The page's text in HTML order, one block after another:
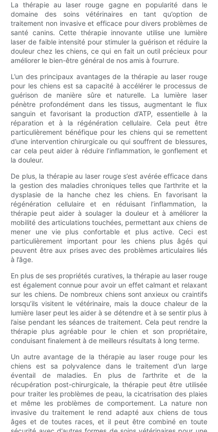
La thérapie au laser rouge gagne en popularité dans le
domaine des soins vétérinaires en tant qu’option de
traitement non invasive et efficace pour divers problèmes de
santé canins. Cette thérapie innovante utilise une lumière
laser de faible intensité pour stimuler la guérison et réduire la
douleur chez les chiens, ce qui en fait un outil précieux pour
améliorer le bien-être général de nos amis à fourrure.
L’un des principaux avantages de la thérapie au laser rouge
pour les chiens est sa capacité à accélérer le processus de
guérison de manière sûre et naturelle. La lumière laser
pénètre profondément dans les tissus, augmentant le flux
sanguin et favorisant la production d’ATP, essentielle à la
réparation et à la régénération cellulaire. Cela peut être
particulièrement bénéfique pour les chiens qui se remettent
d’une intervention chirurgicale ou qui souffrent de blessures,
car cela peut aider à réduire l’inflammation, le gonflement et
la douleur.
De plus, la thérapie au laser rouge s’est avérée efficace dans
la gestion des maladies chroniques telles que l’arthrite et la
dysplasie de la hanche chez les chiens. En favorisant la
régénération cellulaire et en réduisant l’inflammation, la
thérapie peut aider à soulager la douleur et à améliorer la
mobilité des articulations touchées, permettant aux chiens de
mener une vie plus confortable et plus active. Ceci est
particulièrement important pour les chiens plus âgés qui
peuvent être aux prises avec des problèmes articulaires liés
à l’âge.
En plus de ses propriétés curatives, la thérapie au laser rouge
est également connue pour avoir un effet calmant et relaxant
sur les chiens. De nombreux chiens sont anxieux ou craintifs
lorsqu’ils visitent le vétérinaire, mais la douce chaleur de la
lumière laser peut les aider à se détendre et à se sentir plus à
l’aise pendant les séances de traitement. Cela peut rendre la
thérapie plus agréable pour le chien et son propriétaire,
conduisant finalement à de meilleurs résultats à long terme.
Un autre avantage de la thérapie au laser rouge pour les
chiens est sa polyvalence dans le traitement d’un large
éventail de maladies. En plus de l’arthrite et de la
récupération post-chirurgicale, la thérapie peut être utilisée
pour traiter les problèmes de peau, la cicatrisation des plaies
et même les problèmes de comportement. La nature non
invasive du traitement le rend adapté aux chiens de tous
âges et de toutes races, et il peut être combiné en toute